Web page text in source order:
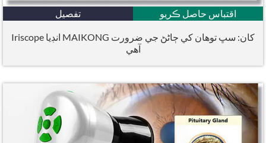
تفصيل اقتباس حاصل ڪريو
Iriscope انڊيا MAIKONG کان: سڀ توھان کي ڄاڻڻ جي ضرورت
آھي